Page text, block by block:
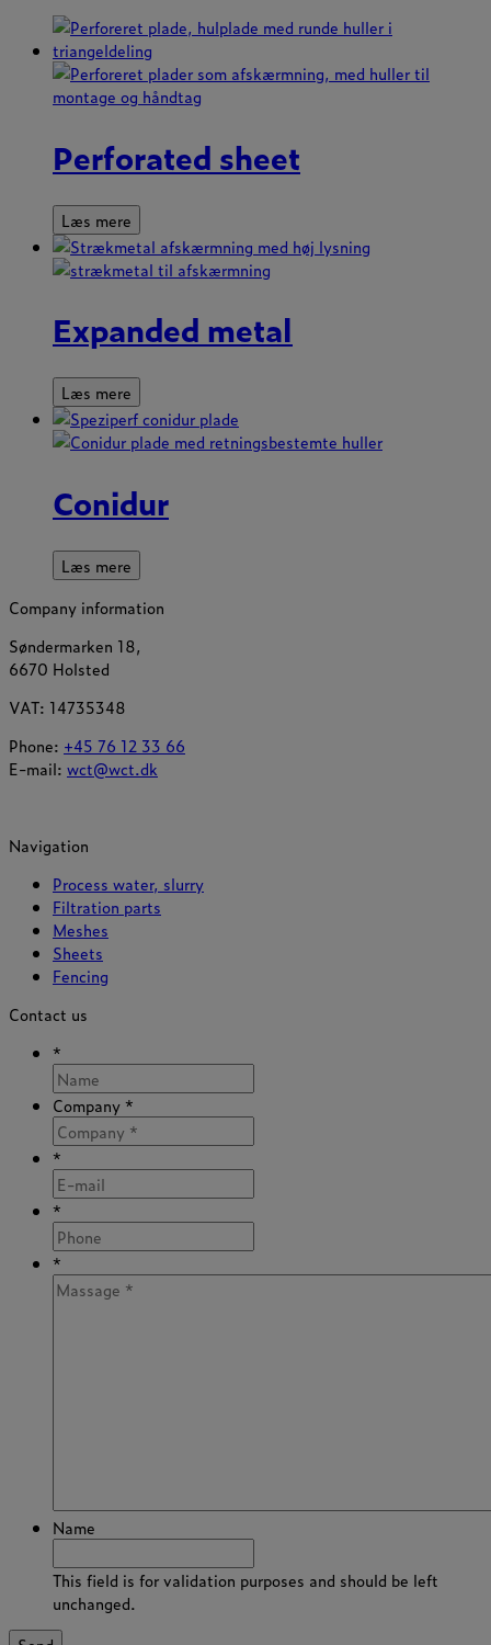
Perforated sheet
Læs mere
Expanded metal
Læs mere
Conidur
Læs mere
Company information
Søndermarken 18,
6670 Holsted
VAT: 14735348
Phone: +45 76 12 33 66
E-mail: wct@wct.dk
Navigation
Process water, slurry
Filtration parts
Meshes
Sheets
Fencing
Contact us
*
Company *
*
*
*
Name
This field is for validation purposes and should be left
unchanged.